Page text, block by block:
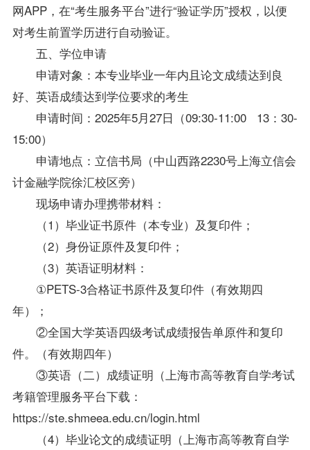
网APP，在“考生服务平台”进行“验证学历”授权，以便
对考生前置学历进行自动验证。
五、 学位申请
申请对象：本专业毕业一年内且论文成绩达到良
好、英语成绩达到学位要求的考生
申请时间：2025年5月27日（09:30-11:00 13：30-
15:00）
申请地点：立信书局（中山西路2230号上海立信会
计金融学院徐汇校区旁）
现场申请办理携带材料：
（1）毕业证书原件（本专业）及复印件；
（2）身份证原件及复印件；
（3）英语证明材料：
①PETS-3合格证书原件及复印件（有效期四
年）；
②全国大学英语四级考试成绩报告单原件和复印
件。（有效期四年）
③英语（二）成绩证明（上海市高等教育自学考试
考籍管理服务平台下载：
https://ste.shmeea.edu.cn/login.html
（4）毕业论文的成绩证明（上海市高等教育自学